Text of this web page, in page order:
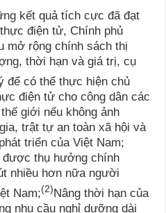
kết quả tích cực đã đạt
điện tử, Chính phủ
mở rộng chính sách thị
thời hạn và giá trị, cụ
để có thể thực hiện chủ
điện tử cho công dân các
giới nếu không ảnh
trật tự an toàn xã hội và
triển của Việt Nam;
thụ hưởng chính
nhiều hơn nữa người
Nam;(2)Nâng thời hạn của
nhu cầu nghỉ dưỡng dài